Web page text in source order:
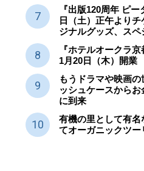
『出版120周年 ピ
日（土）正午より
ジナルグッズ、ス
『ホテルオークラ
1月20日（木）開業
もうドラマや映画
ッシュケースから
に到来
有機の里として有
てオーガニックツー